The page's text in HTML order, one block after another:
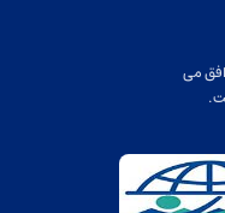
می